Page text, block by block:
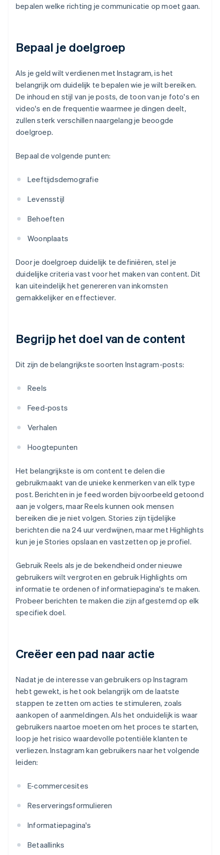
bepalen welke richting je communicatie op moet gaan.
Bepaal je doelgroep
Als je geld wilt verdienen met Instagram, is het
belangrijk om duidelijk te bepalen wie je wilt bereiken.
De inhoud en stijl van je posts, de toon van je foto's en
video's en de frequentie waarmee je dingen deelt,
zullen sterk verschillen naargelang je beoogde
doelgroep.
Bepaal de volgende punten:
Leeftijdsdemografie
Levensstijl
Behoeften
Woonplaats
Door je doelgroep duidelijk te definiëren, stel je
duidelijke criteria vast voor het maken van content. Dit
kan uiteindelijk het genereren van inkomsten
gemakkelijker en effectiever.
Begrijp het doel van de content
Dit zijn de belangrijkste soorten Instagram-posts:
Reels
Feed-posts
Verhalen
Hoogtepunten
Het belangrijkste is om content te delen die
gebruikmaakt van de unieke kenmerken van elk type
post. Berichten in je feed worden bijvoorbeeld getoond
aan je volgers, maar Reels kunnen ook mensen
bereiken die je niet volgen. Stories zijn tijdelijke
berichten die na 24 uur verdwijnen, maar met Highlights
kun je je Stories opslaan en vastzetten op je profiel.
Gebruik Reels als je de bekendheid onder nieuwe
gebruikers wilt vergroten en gebruik Highlights om
informatie te ordenen of informatiepagina's te maken.
Probeer berichten te maken die zijn afgestemd op elk
specifiek doel.
Creëer een pad naar actie
Nadat je de interesse van gebruikers op Instagram
hebt gewekt, is het ook belangrijk om de laatste
stappen te zetten om acties te stimuleren, zoals
aankopen of aanmeldingen. Als het onduidelijk is waar
gebruikers naartoe moeten om het proces te starten,
loop je het risico waardevolle potentiële klanten te
verliezen. Instagram kan gebruikers naar het volgende
leiden:
E-commercesites
Reserveringsformulieren
Informatiepagina's
Betaallinks